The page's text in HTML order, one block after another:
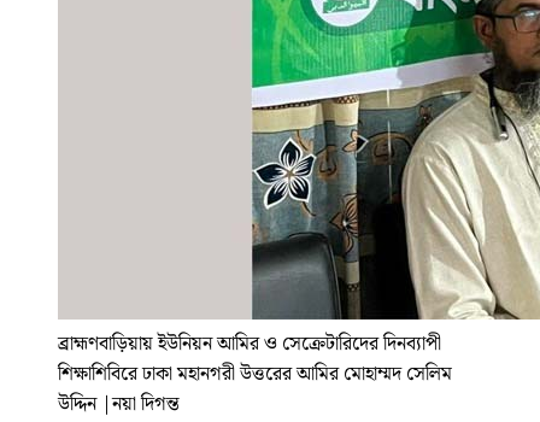
ব্রাহ্মণবাড়িয়ায় ইউনিয়ন আমির ও সেক্রেটারিদের দিনব্যাপী
শিক্ষাশিবিরে ঢাকা মহানগরী উত্তরের আমির মোহাম্মদ সেলিম
উদ্দিন |নয়া দিগন্ত